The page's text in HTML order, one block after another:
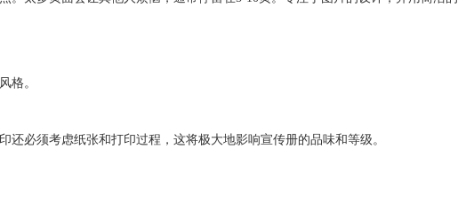
格。
必须考虑纸张和打印过程，这将极大地影响宣传册的品味和等级。